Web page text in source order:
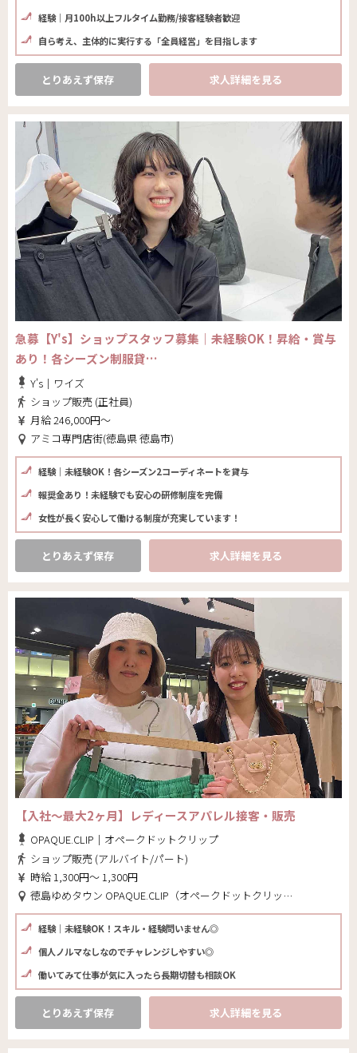
経験｜月100h以上フルタイム勤務/接客経験者歓迎
自ら考え、主体的に実行する「全員経営」を目指します
とりあえず保存 求人詳細を見る
急募【Y's】ショップスタッフ募集｜未経験OK！昇給・賞与
あり！各シーズン制服貸…
Y's｜ワイズ
ショップ販売 (正社員)
月給 246,000円～
アミコ専門店街(徳島県 徳島市)
経験｜未経験OK！各シーズン2コーディネートを貸与
報奨金あり！未経験でも安心の研修制度を完備
女性が長く安心して働ける制度が充実しています！
とりあえず保存 求人詳細を見る
【入社～最大2ヶ月】レディースアパレル接客・販売
OPAQUE.CLIP｜オペークドットクリップ
ショップ販売 (アルバイト/パート)
時給 1,300円～ 1,300円
徳島ゆめタウン OPAQUE.CLIP（オペークドットクリップ）(徳島県 板野郡藍住町)
経験｜未経験OK！スキル・経験問いません◎
個人ノルマなしなのでチャレンジしやすい◎
働いてみて仕事が気に入ったら長期切替も相談OK
とりあえず保存 求人詳細を見る